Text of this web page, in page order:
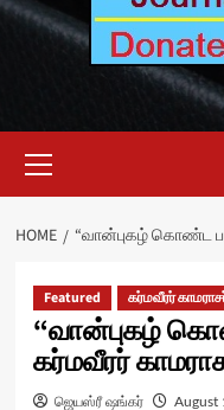
Menu
HOME “வான்புகழ் கொண்ட
Featured கர்மவீரர்
“வான்புகழ்
கர்மவீரர்
ஜெயஸ்ரீ ஷங்கர் August